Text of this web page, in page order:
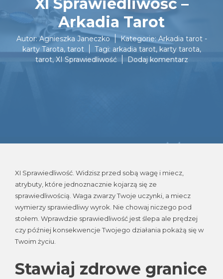
Arkadia Tarot
Autor:Agnieszka Janeczko Kategorie: Arkadia tarot -
karty Tarota, tarot Tagi: arkadia tarot, karty tarota,
tarot, XI Sprawiedliwość Dodaj komentarzdo
XI Sprawiedliwość. Widzisz przed sobą wagę i miecz,
atrybuty, które jednoznacznie kojarzą się ze
sprawiedliwością. Waga zwarzy Twoje uczynki, a miecz
wymierzy sprawiedliwy wyrok. Nie chowaj niczego pod
stołem. Wprawdzie sprawiedliwość jest ślepa ale prędzej
czy później konsekwencje Twojego działania pokażą się w
Twoim życiu.
Stawiaj zdrowe granice